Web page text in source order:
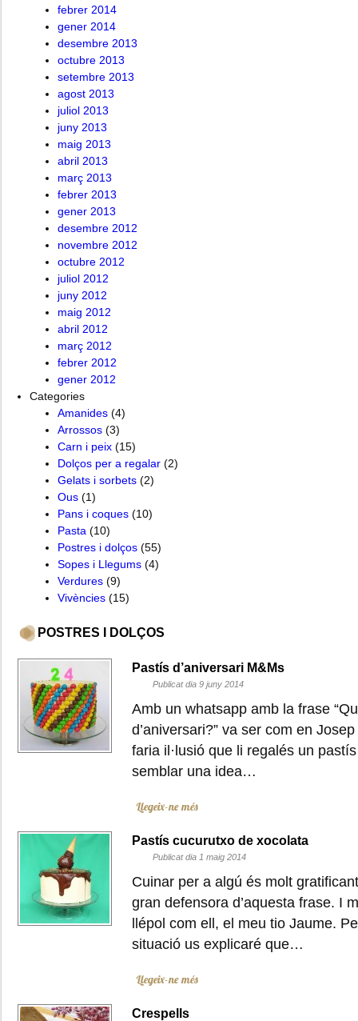
febrer 2014
gener 2014
desembre 2013
octubre 2013
setembre 2013
agost 2013
juliol 2013
juny 2013
maig 2013
abril 2013
març 2013
febrer 2013
gener 2013
desembre 2012
novembre 2012
octubre 2012
juliol 2012
juny 2012
maig 2012
abril 2012
març 2012
febrer 2012
gener 2012
Categories
Amanides (4)
Arrossos (3)
Carn i peix (15)
Dolços per a regalar (2)
Gelats i sorbets (2)
Ous (1)
Pans i coques (10)
Pasta (10)
Postres i dolços (55)
Sopes i Llegums (4)
Verdures (9)
Vivències (15)
POSTRES I DOLÇOS
Pastís d’aniversari M&Ms
Publicat dia 9 juny 2014
Amb un whatsapp amb la frase
d’aniversari?” va ser com en
faria il·lusió que li regalés un
semblar una idea…
Llegeix-ne més
Pastís cucurutxo de xocolata
Publicat dia 1 maig 2014
Cuinar per a algú és molt
gran defensora d’aquesta frase. I
llépol com ell, el meu tio Jaume.
situació us explicaré que…
Llegeix-ne més
Crespells